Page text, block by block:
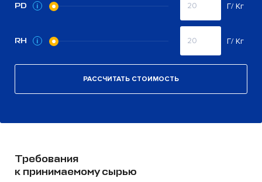
PD Г/ Кг
RH Г/ Кг
РАССЧИТАТЬ СТОИМОСТЬ
Требования
к принимаемому сырью